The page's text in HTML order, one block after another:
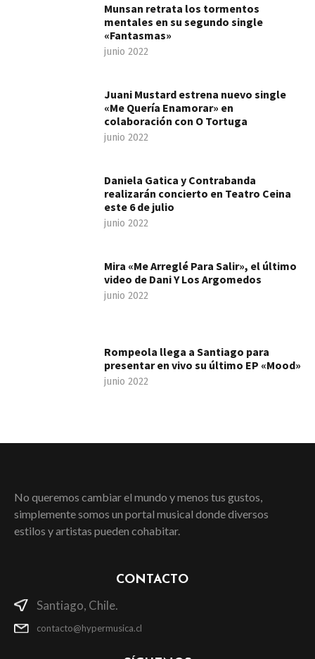
Munsan retrata los tormentos
mentales en su segundo single
«Fantasmas»
junio 2022
Juani Mustard estrena nuevo single
«Me Quería Enamorar» en
colaboración con O Tortuga
junio 2022
Daniela Gatica y Contrabanda
realizarán concierto en Teatro Ceina
este 6 de julio
junio 2022
Mira «Me Arreglé Para Salir», el último
video de Dani Y Los Argomedos
junio 2022
Rompeola llega a Santiago para
presentar en vivo su último EP «Mood»
junio 2022
No queremos cambiar el mundo y menos tus gustos,
simplemente somos un portal musical donde diversos
estilos y artistas pueden cohabitar.
CONTACTO
Santiago, Chile.
contacto@hypermusica.cl